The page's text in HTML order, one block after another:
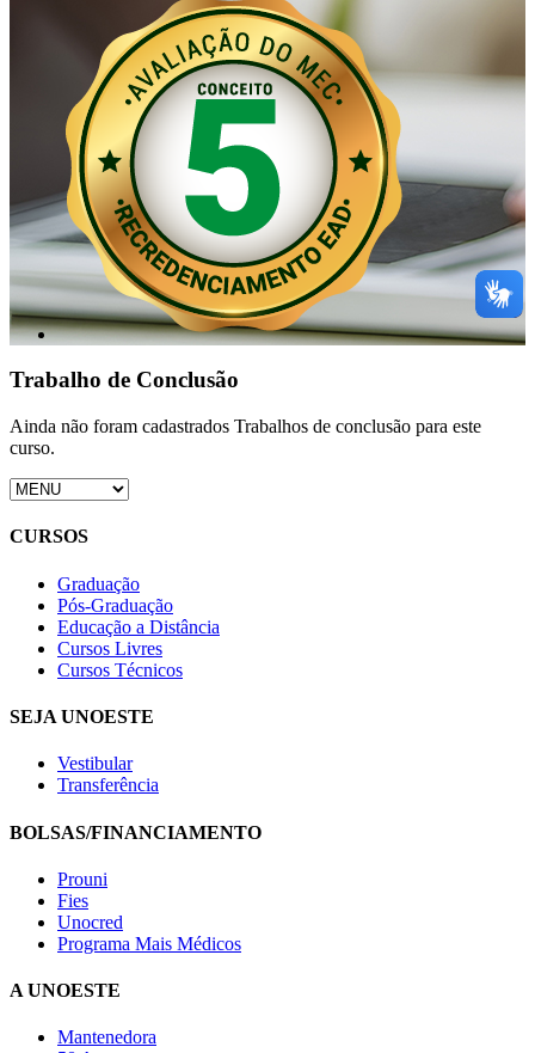
Trabalho de Conclusão
Ainda não foram cadastrados Trabalhos de conclusão para este
curso.
CURSOS
Graduação
Pós-Graduação
Educação a Distância
Cursos Livres
Cursos Técnicos
SEJA UNOESTE
Vestibular
Transferência
BOLSAS/FINANCIAMENTO
Prouni
Fies
Unocred
Programa Mais Médicos
A UNOESTE
Mantenedora